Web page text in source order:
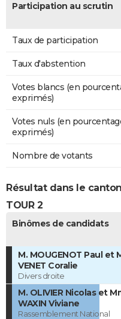
Participation au scrutin
Taux de participation
Taux d'abstention
Votes blancs (en
exprimés)
Votes nuls (en
exprimés)
Nombre de votants
Résultat dans le
TOUR 2
Binômes de candidats
M. MOUGENOT Paul et
VENET Coralie
Divers droite
M. OLIVIER Nicolas et
WAXIN Viviane
Rassemblement National